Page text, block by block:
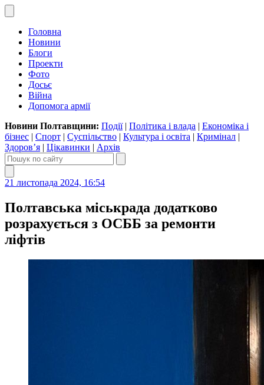
Головна
Новини
Блоги
Проекти
Фото
Досьє
Війна
Допомога армії
Новини Полтавщини: Події| Політика і влада | Економіка і
бізнес | Спорт | Суспільство | Культура і освіта | Кримінал |
Здоров’я | Цікавинки | Архів
21 листопада 2024, 16:54
Полтавська міськрада додатково
розрахується з ОСББ за ремонти
ліфтів